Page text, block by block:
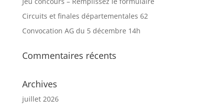
Circuits et finales départementales 62
Convocation AG du 5 décembre 14h
Commentaires récents
Archives
juillet 2026